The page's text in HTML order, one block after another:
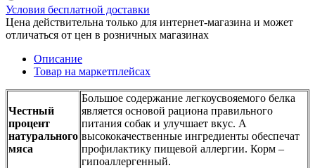
Условия бесплатной доставки
Цена действительна только для интернет-магазина и может
отличаться от цен в розничных магазинах
Описание
Товар на маркетплейсах
Честный
процент
натурального
мяса
Большое содержание легкоусвояемого белка
является основой рациона правильного
питания собак и улучшает вкус. А
высококачественные ингредиенты обеспечат
профилактику пищевой аллергии. Корм –
гипоаллергенный.